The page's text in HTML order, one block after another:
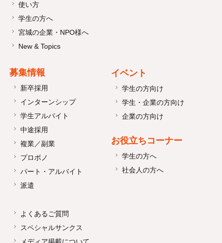
使い方
学生の方へ
宮城の企業・NPO様へ
New & Topics
募集情報
新卒採用
インターンシップ
学生アルバイト
中途採用
複業／副業
プロボノ
パート・アルバイト
派遣
イベント
学生の方向け
学生・企業の方向け
企業の方向け
お役立ちコーナー
学生の方へ
社会人の方へ
よくあるご質問
スペシャルサンクス